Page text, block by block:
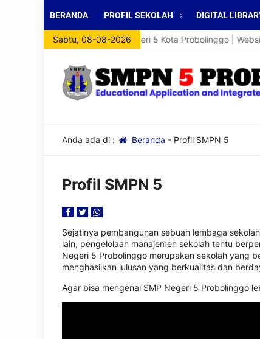
BERANDA PROFIL SEKOLAH DIGITAL
Sabtu, 08-08-2026
Datang di Website SMP Negeri 5 Kota Probolinggo |
Anda ada di : Beranda - Profil SMPN 5
Profil SMPN 5
Sejatinya pembangunan sebuah lembaga
lain, pengelolaan manajemen sekolah tentu
Negeri 5 Probolinggo merupakan sekolah yang
menghasilkan lulusan yang berkualitas dan
Agar bisa mengenal SMP Negeri 5 Probolinggo